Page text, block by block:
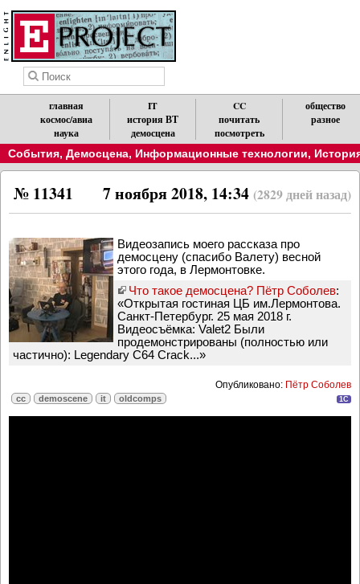
главная
космос/авиа
наука
IT
история ВТ
демосцена
CC
почитать
посмотреть
общество
разное
События, Демосцена, Информационные технологии,
7 ноября 2018, 14:34 (2829 дней назад)
№ 11341
Видеозапись моего рассказа про
демосцену (спасибо Валету) весной
этого года, в Лермонтовке.
Что такое демосцена? Пётр Соболев:
«Открытая гостиная ЦБ им.Лермонтова.
Санкт-Петербург. 25 мая 2018 г.
Видеосъёмка: Valet2 Были
продемонстрированы (полностью или
частично): Legendary C64 Crack...»
Опубликовано: Пётр Соболев
cc demoscene it oldcomps 1C